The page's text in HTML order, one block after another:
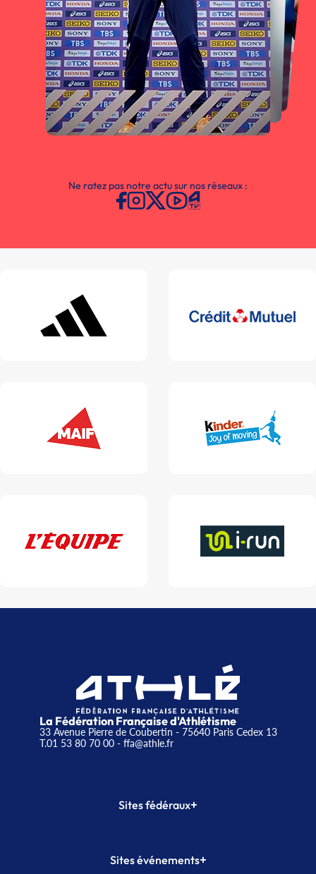
Ne ratez pas notre actu sur nos réseaux :
La Fédération Française d'Athlétisme
33 Avenue Pierre de Coubertin - 75640 Paris Cedex 13
T.01 53 80 70 00- ffa@athle.fr
Sites fédéraux+
Plateforme Formation
Sites événements+